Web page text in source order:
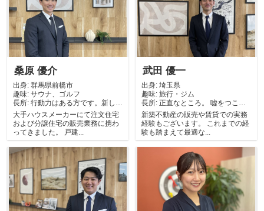
桑原 優介
出身: 群馬県前橋市
趣味: サウナ、ゴルフ
長所: 行動力はある方です。新しい
ことにどんどん...
大手ハウスメーカーにて注文住宅
および分譲住宅の販売業務に携わ
ってきました。 戸建...
武田 優一
出身: 埼玉県
趣味: 旅行・ジム
長所: 正直なところ。 嘘をつこう
としても、顔に...
新築不動産の販売や賃貸での実務
経験もございます。 これまでの経
験も踏まえて最適な...